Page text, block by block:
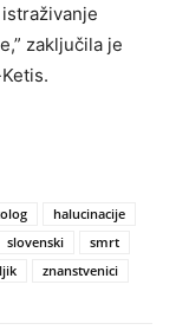
zaključila je
halucinacije
slovenski
smrt
znanstvenici